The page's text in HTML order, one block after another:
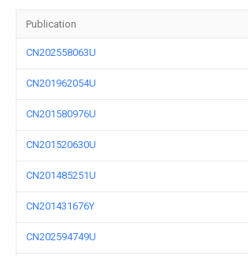
Publication
CN202558063U
CN201962054U
CN201580976U
CN201520630U
CN201485251U
CN201431676Y
CN202594749U